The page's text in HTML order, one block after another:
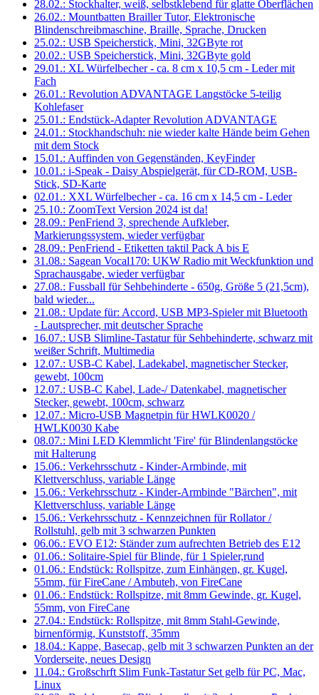
28.02.: Stockhalter, weiß, selbstklebend für glatte Oberflächen
26.02.: Mountbatten Brailler Tutor, Elektronische
Blindenschreibmaschine, Braille, Sprache, Drucken
25.02.: USB Speicherstick, Mini, 32GByte rot
20.02.: USB Speicherstick, Mini, 32GByte gold
29.01.: XL Würfelbecher - ca. 8 cm x 10,5 cm - Leder mit
Fach
26.01.: Revolution ADVANTAGE Langstöcke 5-teilig
Kohlefaser
25.01.: Endstück-Adapter Revolution ADVANTAGE
24.01.: Stockhandschuh: nie wieder kalte Hände beim Gehen
mit dem Stock
15.01.: Auffinden von Gegenständen, KeyFinder
10.01.: i-Speak - Daisy Abspielgerät, für CD-ROM, USB-
Stick, SD-Karte
02.01.: XXL Würfelbecher - ca. 16 cm x 14,5 cm - Leder
25.10.: ZoomText Version 2024 ist da!
28.09.: PenFriend 3, sprechende Aufkleber,
Markierungssystem, wieder verfügbar
28.09.: PenFriend - Etiketten taktil Pack A bis E
31.08.: Sagean Vocal170: UKW Radio mit Weckfunktion und
Sprachausgabe, wieder verfügbar
27.08.: Fussball für Sehbehinderte - 650g, Größe 5 (21,5cm),
bald wieder...
21.08.: Update für: Accord, USB MP3-Spieler mit Bluetooth
- Lautsprecher, mit deutscher Sprache
16.07.: USB Slimline-Tastatur für Sehbehinderte, schwarz mit
weißer Schrift, Multimedia
12.07.: USB-C Kabel, Ladekabel, magnetischer Stecker,
gewebt, 100cm
12.07.: USB-C Kabel, Lade-/ Datenkabel, magnetischer
Stecker, gewebt, 100cm, schwarz
12.07.: Micro-USB Magnetpin für HWLK0020 /
HWLK0030 Kabe
08.07.: Mini LED Klemmlicht 'Fire' für Blindenlangstöcke
mit Halterung
15.06.: Verkehrsschutz - Kinder-Armbinde, mit
Klettverschluss, variable Länge
15.06.: Verkehrsschutz - Kinder-Armbinde "Bärchen", mit
Klettverschluss, variable Länge
15.06.: Verkehrsschutz - Kennzeichnen für Rollator /
Rollstuhl, gelb mit 3 schwarzen Punkten
06.06.: EVO E12: Ständer zum aufrechten Betrieb des E12
01.06.: Solitaire-Spiel für Blinde, für 1 Spieler,rund
01.06.: Endstück: Rollspitze, zum Einhängen, gr. Kugel,
55mm, für FireCane / Ambuteh, von FireCane
01.06.: Endstück: Rollspitze, mit 8mm Gewinde, gr. Kugel,
55mm, von FireCane
27.04.: Endstück: Rollspitze, mit 8mm Stahl-Gewinde,
birnenförmig, Kunststoff, 35mm
18.04.: Kappe, Basecap, gelb mit 3 schwarzen Punkten an der
Vorderseite, neues Design
11.04.: Großschrft Slim Funk-Tastatur Set gelb für PC, Mac,
Linux